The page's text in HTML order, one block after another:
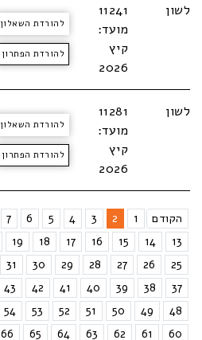
לשון
11241
מועד:
קיץ
2026
להורדת השאלון
להורדת הפתרון
לשון
11281
מועד:
קיץ
2026
להורדת השאלון
להורדת הפתרון
הקודם 1
2
3
4
5
6
7
13
14
15
16
17
18
19
25
26
27
28
29
30
31
37
38
39
40
41
42
43
48
49
50
51
52
53
54
60
61
62
63
64
65
66